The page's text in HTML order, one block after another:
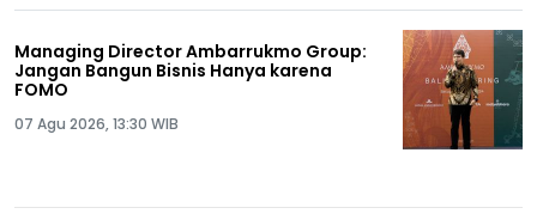
Managing Director Ambarrukmo Group:
Jangan Bangun Bisnis Hanya karena
FOMO
07 Agu 2026, 13:30 WIB